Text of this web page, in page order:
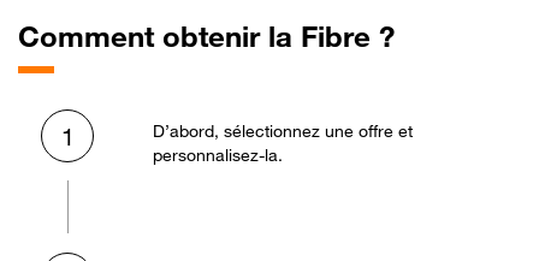
Comment obtenir la Fibre ?
1
D’abord, sélectionnez une offre et
personnalisez-la.